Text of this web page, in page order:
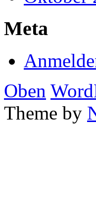
Meta
Oben
Theme by